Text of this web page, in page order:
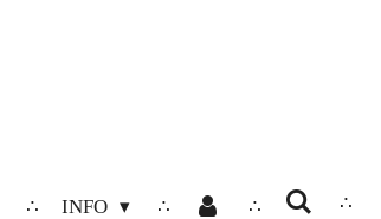
INFO